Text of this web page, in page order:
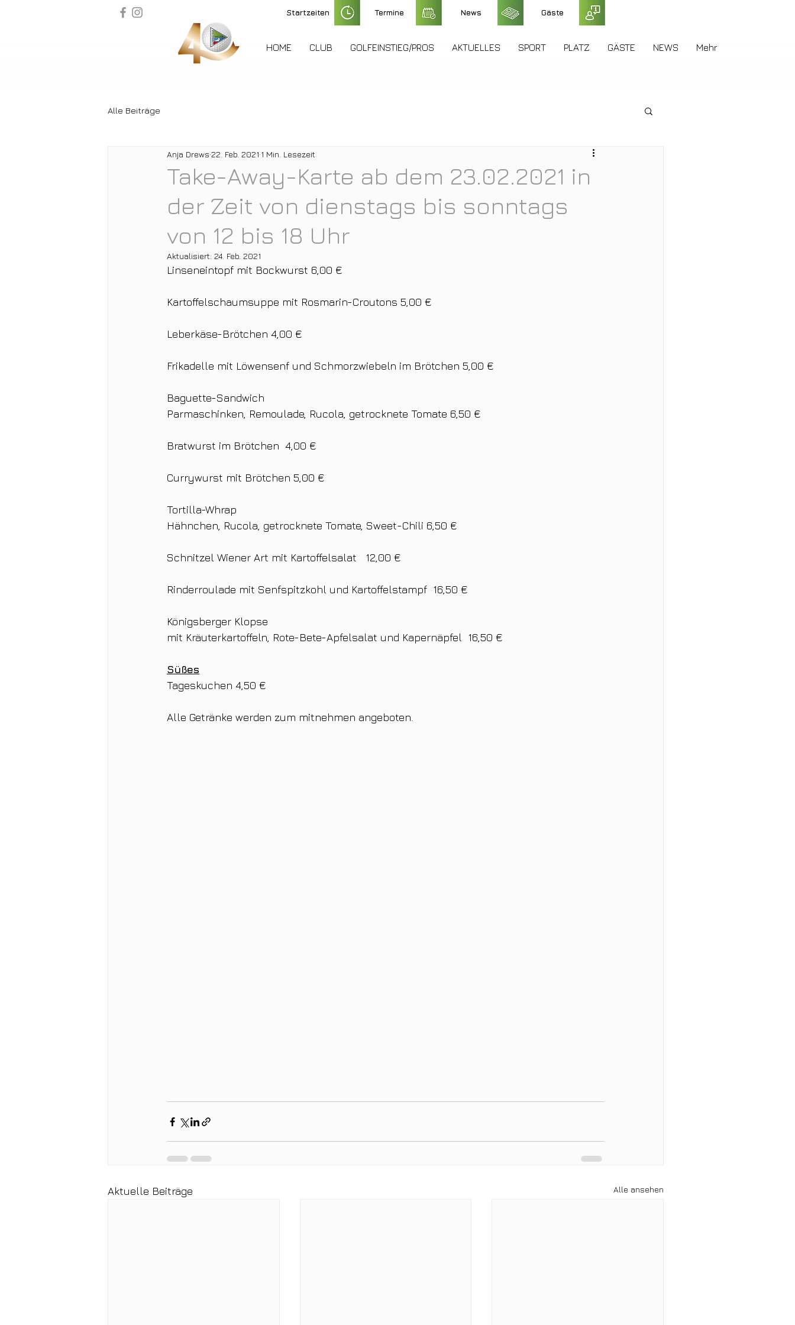
Startzeiten Termine News Gäste
HOME CLUB GOLFEINSTIEG/PROS AKTUELLES SPORT PLATZ GÄSTE NEWS Mehr
Alle Beiträge
Take-Away-Karte ab dem 23.02.2021 in
der Zeit von dienstags bis sonntags
von 12 bis 18 Uhr
Anja Drews 22. Feb. 2021 1 Min. Lesezeit
Aktualisiert: 24. Feb. 2021
Linseneintopf mit Bockwurst 6,00 €
Kartoffelschaumsuppe mit Rosmarin-Croutons 5,00 €
Leberkäse-Brötchen 4,00 €
Frikadelle mit Löwensenf und Schmorzwiebeln im Brötchen 5,00 €
Baguette-Sandwich
Parmaschinken, Remoulade, Rucola, getrocknete Tomate 6,50 €
Bratwurst im Brötchen  4,00 €
Currywurst mit Brötchen 5,00 €
Tortilla-Whrap
Hähnchen, Rucola, getrocknete Tomate, Sweet-Chili 6,50 €
Schnitzel Wiener Art mit Kartoffelsalat   12,00 €
Rinderroulade mit Senfspitzkohl und Kartoffelstampf  16,50 €
Königsberger Klopse
mit Kräuterkartoffeln, Rote-Bete-Apfelsalat und Kapernäpfel  16,50 €
Süßes
Tageskuchen 4,50 €
Alle Getränke werden zum mitnehmen angeboten.
Aktuelle Beiträge Alle ansehen